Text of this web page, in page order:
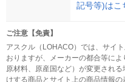
記号等)はこ
ご注意【免責】
アスクル（LOHACO）では、サイ
おりますが、メーカーの都合等によ
原材料、原産国など）が変更され
けする商品とサイト上の商品情報